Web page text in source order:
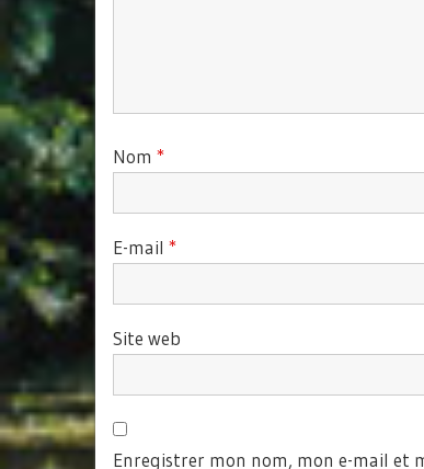
Nom *
E-mail *
Site web
Enregistrer mon nom, mon e-mail et